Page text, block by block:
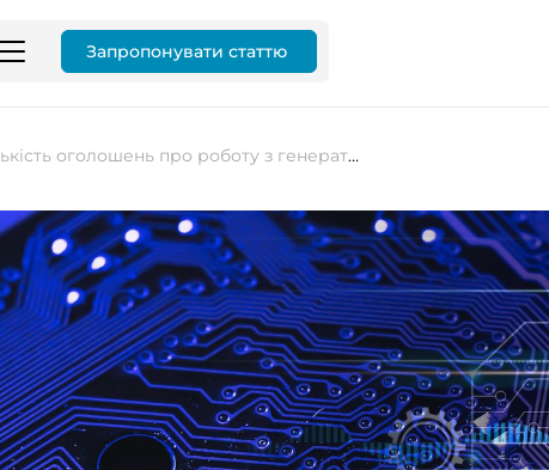
Запропонувати статтю
Кількість оголошень про роботу з генеративним ШІ у США зросла на 20%